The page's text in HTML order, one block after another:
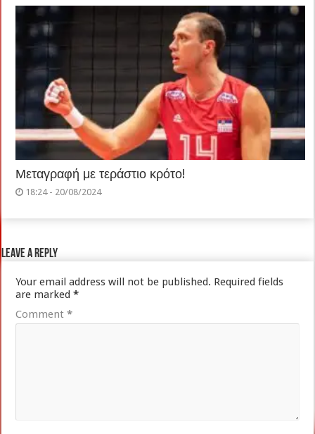
Μεταγραφή με τεράστιο κρότο!
18:24 - 20/08/2024
Leave a Reply
Your email address will not be published. Required fields
are marked*
Comment*